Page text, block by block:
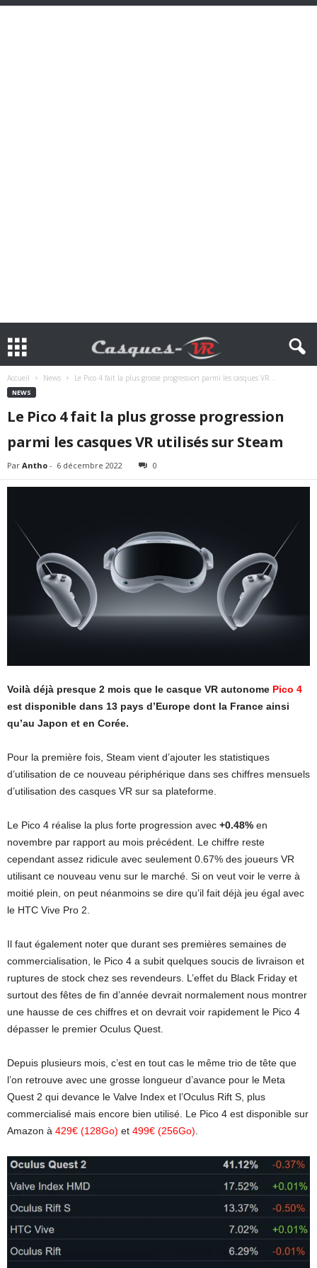
Accueil News Le Pico 4 fait la plus grosse progression parmi les casques VR...
NEWS
Le Pico 4 fait la plus grosse progression
parmi les casques VR utilisés sur Steam
Par Antho - 6 décembre 2022 0
Voilà déjà presque 2 mois que le casque VR autonome Pico 4
est disponible dans 13 pays d’Europe dont la France ainsi
qu’au Japon et en Corée.
Pour la première fois, Steam vient d’ajouter les statistiques
d’utilisation de ce nouveau périphérique dans ses chiffres mensuels
d’utilisation des casques VR sur sa plateforme.
Le Pico 4 réalise la plus forte progression avec +0.48% en
novembre par rapport au mois précédent. Le chiffre reste
cependant assez ridicule avec seulement 0.67% des joueurs VR
utilisant ce nouveau venu sur le marché. Si on veut voir le verre à
moitié plein, on peut néanmoins se dire qu’il fait déjà jeu égal avec
le HTC Vive Pro 2.
Il faut également noter que durant ses premières semaines de
commercialisation, le Pico 4 a subit quelques soucis de livraison et
ruptures de stock chez ses revendeurs. L’effet du Black Friday et
surtout des fêtes de fin d’année devrait normalement nous montrer
une hausse de ces chiffres et on devrait voir rapidement le Pico 4
dépasser le premier Oculus Quest.
Depuis plusieurs mois, c’est en tout cas le même trio de tête que
l’on retrouve avec une grosse longueur d’avance pour le Meta
Quest 2 qui devance le Valve Index et l’Oculus Rift S, plus
commercialisé mais encore bien utilisé. Le Pico 4 est disponible sur
Amazon à 429€ (128Go) et 499€ (256Go)